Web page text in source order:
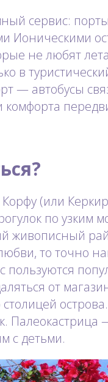
сервис:
Ионическими
не любят
в
— автобусы
комфорта
(или
по
живописный
то точно
от
с детьми.